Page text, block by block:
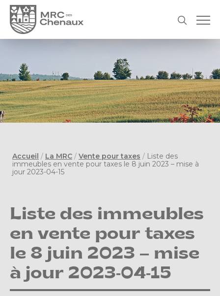
Accueil / La MRC / Vente pour taxes / Liste des
immeubles en vente pour taxes le 8 juin 2023 – mise à
jour 2023-04-15
Liste des immeubles
en vente pour taxes
le 8 juin 2023 – mise
à jour 2023-04-15